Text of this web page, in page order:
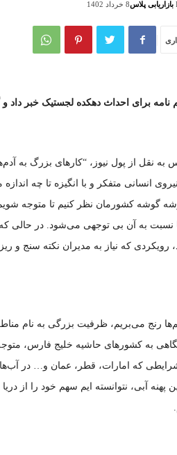
بازاریابی پلاس8 خرداد 1402
برای احداث دهکده لجستیک خبر داد
به نقل از پول نیوز، “کار‌های بزرگ به
انسانی متفکر و با انگیزه تا چه
گوشه کشورمان نظر کنیم تا متوجه
نسبت به آن بی توجهی می‌شود. در حالی
که نیاز به مدیران نکته سنج و
رنج می‌بریم، ظرفیت بزرگی به نام
به کشور‌های حاشیه خلیج فارس،
که امارات، قطر، عمان و… در
پهنه آبی، نتوانسته ایم سهم خود را از